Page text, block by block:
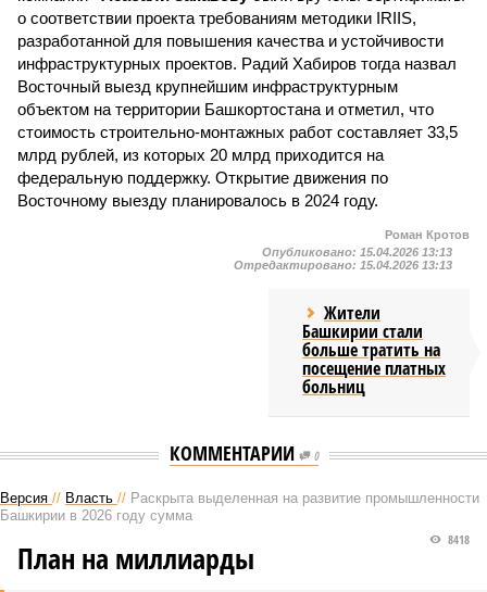
о соответствии проекта требованиям методики IRIIS,
разработанной для повышения качества и устойчивости
инфраструктурных проектов. Радий Хабиров тогда назвал
Восточный выезд крупнейшим инфраструктурным
объектом на территории Башкортостана и отметил, что
стоимость строительно-монтажных работ составляет 33,5
млрд рублей, из которых 20 млрд приходится на
федеральную поддержку. Открытие движения по
Восточному выезду планировалось в 2024 году.
Роман Кротов
Опубликовано: 15.04.2026 13:13
Отредактировано: 15.04.2026 13:13
Жители
Башкирии стали
больше тратить на
посещение платных
больниц
КОММЕНТАРИИ 0
Версия // Власть // Раскрыта выделенная на развитие промышленности
Башкирии в 2026 году сумма
8418
План на миллиарды